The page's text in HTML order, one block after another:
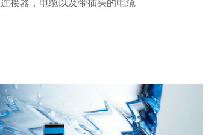
接器，电缆以及带插头的电缆